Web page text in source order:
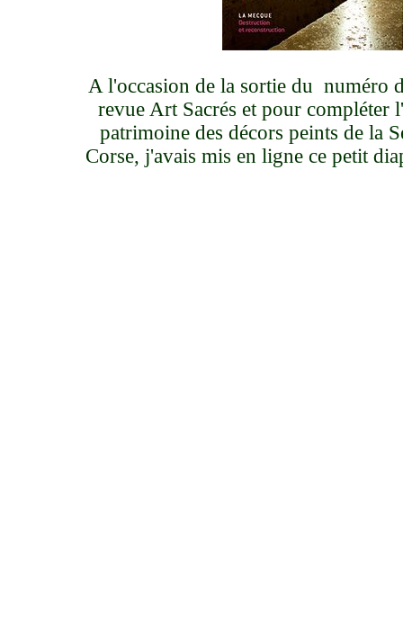
A l'occasion de la sortie du numéro
revue Art Sacrés et pour compléter
patrimoine des décors peints de la
Corse, j'avais mis en ligne ce petit